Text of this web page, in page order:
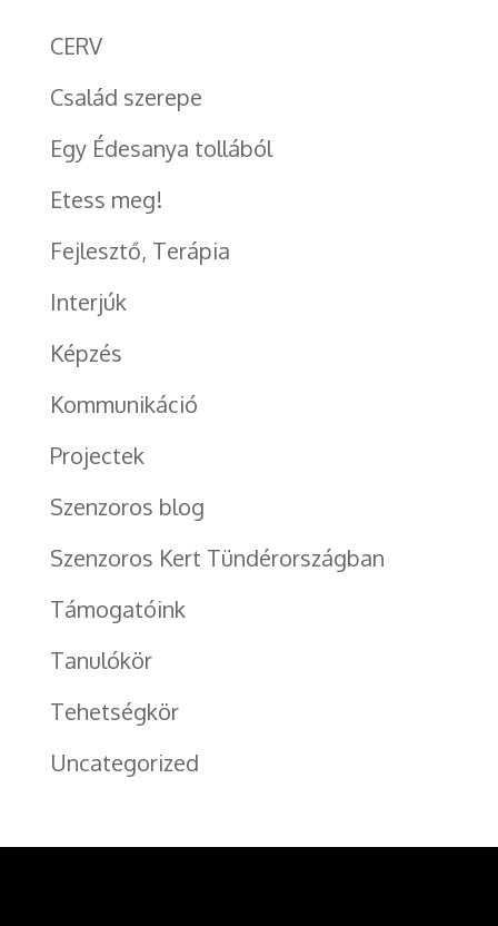
CERV
Család szerepe
Egy Édesanya tollából
Etess meg!
Fejlesztő, Terápia
Interjúk
Képzés
Kommunikáció
Projectek
Szenzoros blog
Szenzoros Kert Tündérországban
Támogatóink
Tanulókör
Tehetségkör
Uncategorized